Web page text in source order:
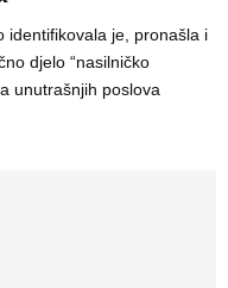
identifikovala je, pronašla i
djelo “nasilničko
unutrašnjih poslova